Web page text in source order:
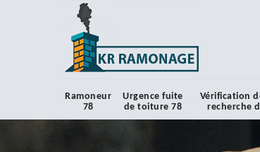
Ramoneur
78
Urgence fuite
de toiture 78
Vérification
recherche